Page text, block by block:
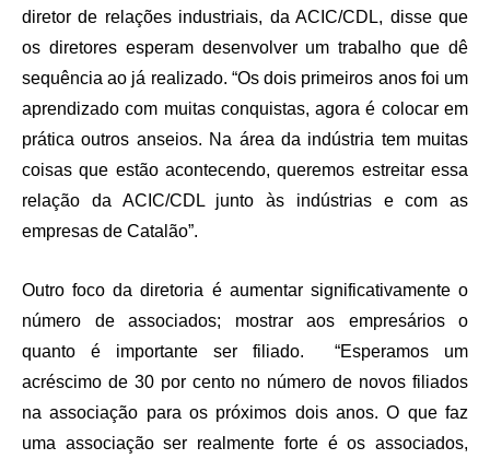
diretor de relações industriais, da ACIC/CDL, disse que
os diretores esperam desenvolver um trabalho que dê
sequência ao já realizado. “Os dois primeiros anos foi um
aprendizado com muitas conquistas, agora é colocar em
prática outros anseios. Na área da indústria tem muitas
coisas que estão acontecendo, queremos estreitar essa
relação da ACIC/CDL junto às indústrias e com as
empresas de Catalão”.
Outro foco da diretoria é aumentar significativamente o
número de associados; mostrar aos empresários o
quanto é importante ser filiado. “Esperamos um
acréscimo de 30 por cento no número de novos filiados
na associação para os próximos dois anos. O que faz
uma associação ser realmente forte é os associados,